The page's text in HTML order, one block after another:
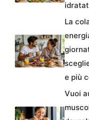
La
e più
Vuoi